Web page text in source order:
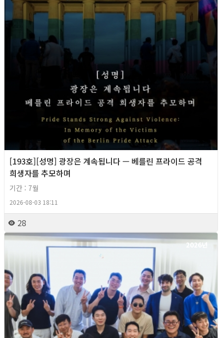
[193호][성명] 광장은 계속됩니다 — 베를린 프라이드 공격
희생자를 추모하며
기간 : 7월
2026-08-03 18:11
28
2026년